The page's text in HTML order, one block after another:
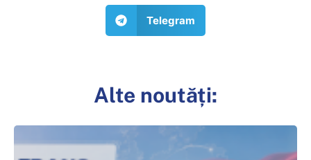
Telegram
Alte noutăți: